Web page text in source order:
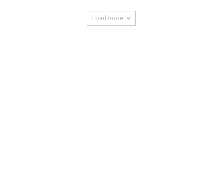
Load more